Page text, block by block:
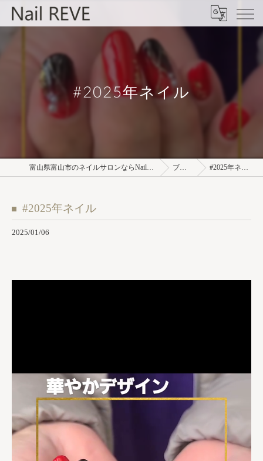
#2025年ネイル
富山県富山市のネイルサロンならNail REVE ブログ #2025年ネイル
#2025年ネイル
2025/01/06